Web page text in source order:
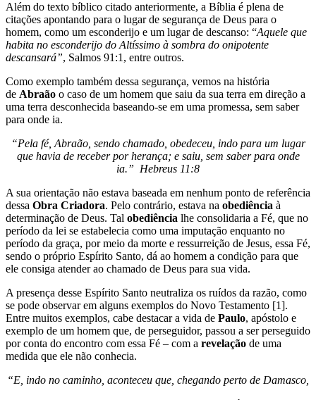
Além do texto bíblico citado anteriormente, a Bíblia é plena de
citações apontando para o lugar de segurança de Deus para o
homem, como um esconderijo e um lugar de descanso: “Aquele que
habita no esconderijo do Altíssimo à sombra do onipotente
descansará”, Salmos 91:1, entre outros.
Como exemplo também dessa segurança, vemos na história
de Abraão o caso de um homem que saiu da sua terra em direção a
uma terra desconhecida baseando-se em uma promessa, sem saber
para onde ia.
“Pela fé, Abraão, sendo chamado, obedeceu, indo para um lugar
que havia de receber por herança; e saiu, sem saber para onde
ia.” Hebreus 11:8
A sua orientação não estava baseada em nenhum ponto de referência
dessa Obra Criadora. Pelo contrário, estava na obediência à
determinação de Deus. Tal obediência lhe consolidaria a Fé, que no
período da lei se estabelecia como uma imputação enquanto no
período da graça, por meio da morte e ressurreição de Jesus, essa Fé,
sendo o próprio Espírito Santo, dá ao homem a condição para que
ele consiga atender ao chamado de Deus para sua vida.
A presença desse Espírito Santo neutraliza os ruídos da razão, como
se pode observar em alguns exemplos do Novo Testamento [1].
Entre muitos exemplos, cabe destacar a vida de Paulo, apóstolo e
exemplo de um homem que, de perseguidor, passou a ser perseguido
por conta do encontro com essa Fé – com a revelação de uma
medida que ele não conhecia.
“E, indo no caminho, aconteceu que, chegando perto de Damasco,